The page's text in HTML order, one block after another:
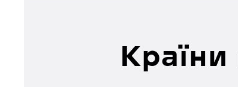
Країни